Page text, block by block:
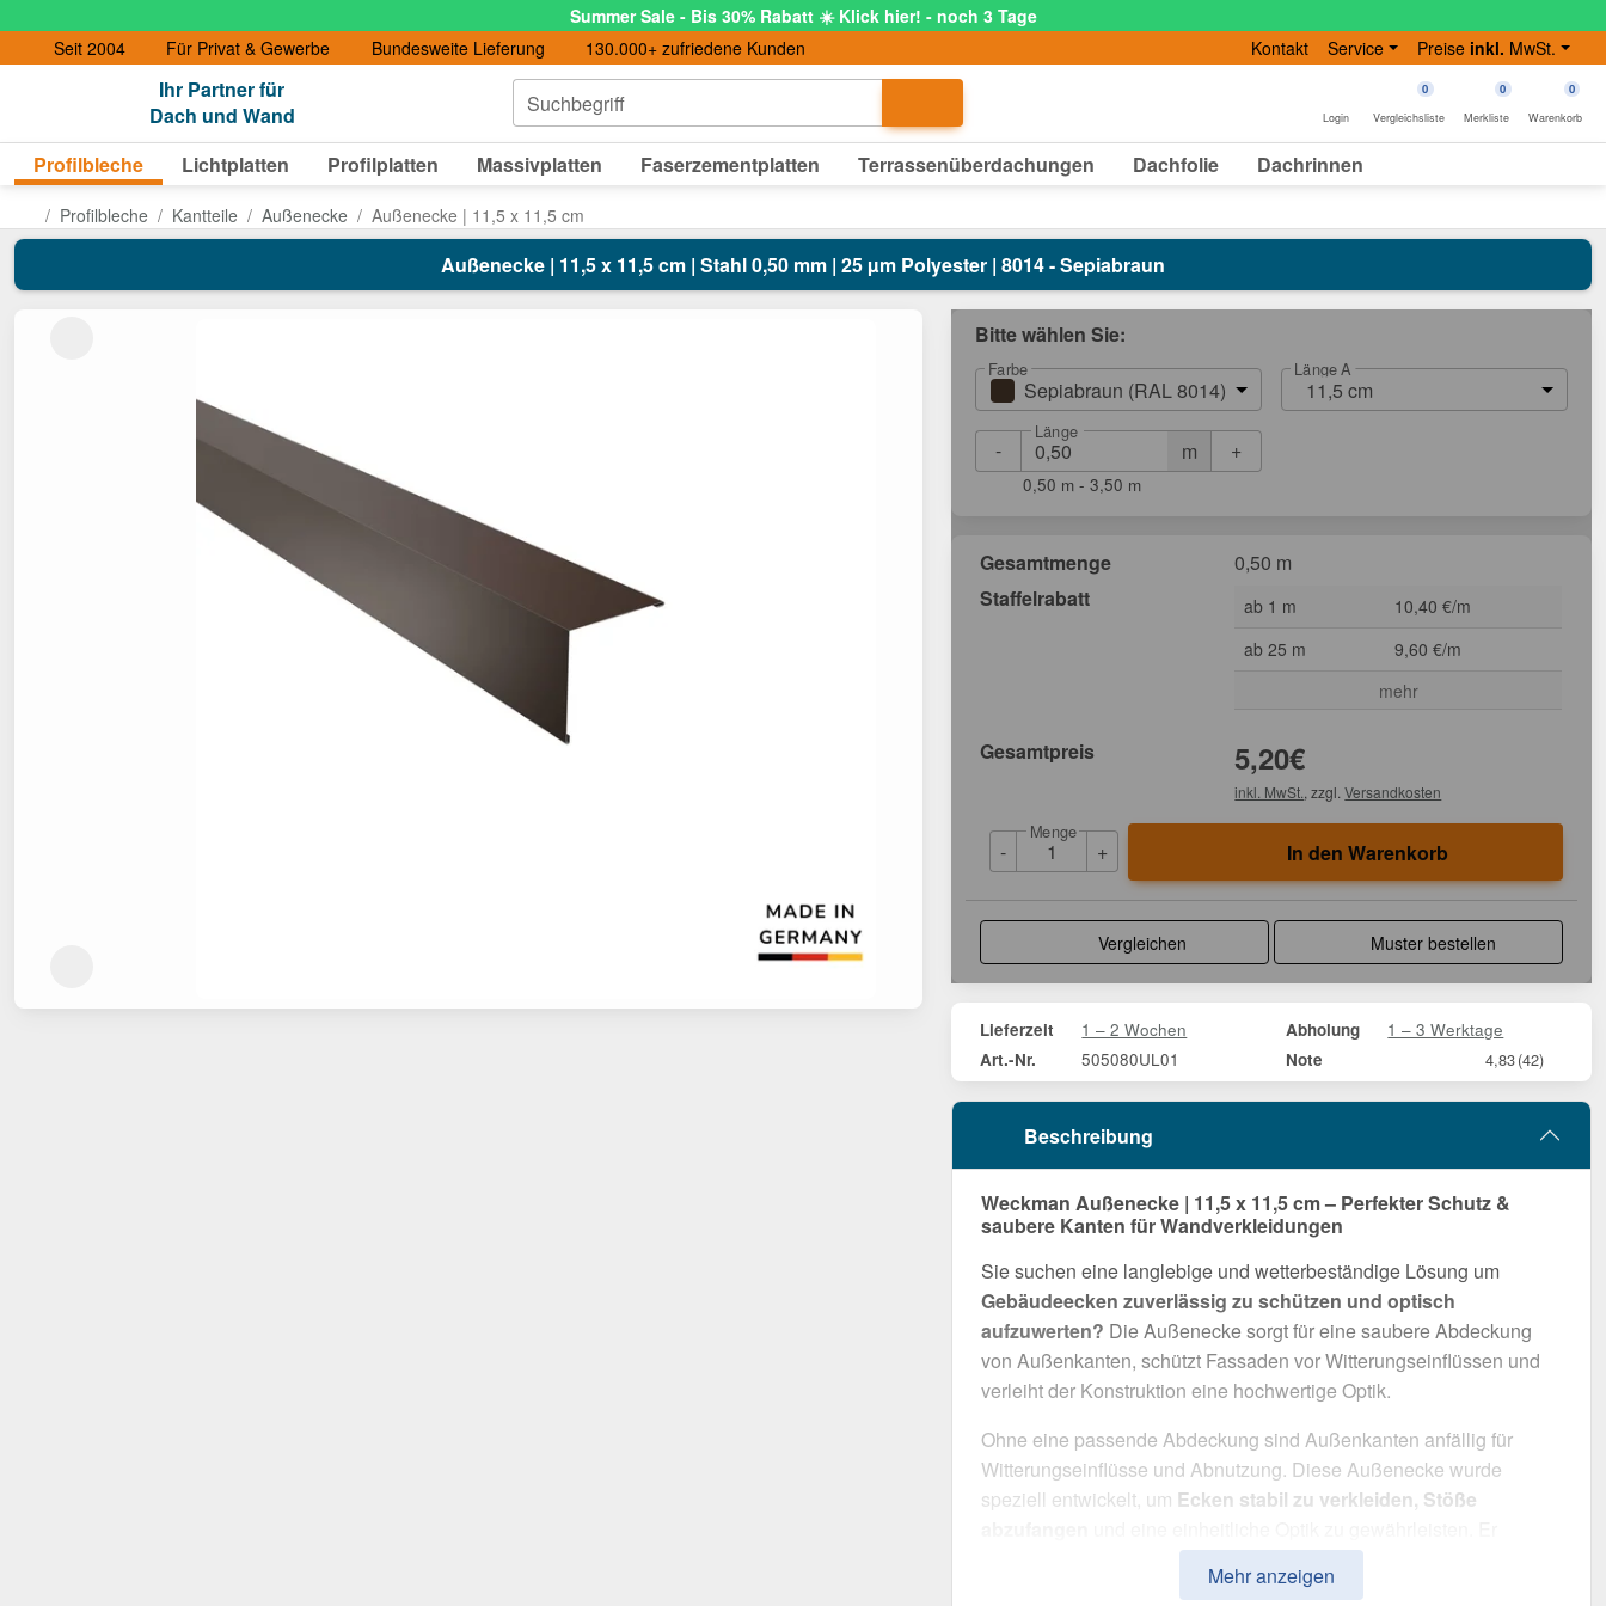
Summer Sale - Bis 30% Rabatt ☀️ Klick hier! - noch 3 Tage
Seit 2004
Für Privat & Gewerbe Bundesweite Lieferung 130.000+ zufriedene Kunden Kontakt Service Preise inkl. MwSt.
Ihr Partner für
Dach und Wand
Suchbegriff
Login
0
Vergleichsliste
0
Merkliste
0
Warenkorb
Profilbleche Lichtplatten Profilplatten Massivplatten Faserzementplatten Terrassenüberdachungen Dachfolie Dachrinnen
Profilbleche Kantteile Außenecke Außenecke | 11,5 x 11,5 cm
Außenecke | 11,5 x 11,5 cm | Stahl 0,50 mm | 25 µm Polyester | 8014 - Sepiabraun
Bitte wählen Sie:
Farbe
Sepiabraun (RAL 8014)
Länge A
11,5 cm
- m
Länge
+
0,50 m - 3,50 m
Gesamtmenge
0,50 m
Staffelrabatt
ab 1 m
10,40 €/m
ab 25 m
9,60 €/m
mehr
Gesamtpreis 5,20€
inkl. MwSt. , zzgl.Versandkosten
-
Menge
+ In den Warenkorb
Vergleichen Muster bestellen
Lieferzeit 1 – 2 Wochen Abholung 1 – 3 Werktage
Art.-Nr. 505080UL01 Note 4,83(42)
Beschreibung
Weckman Außenecke | 11,5 x 11,5 cm – Perfekter Schutz &
saubere Kanten für Wandverkleidungen
Sie suchen eine langlebige und wetterbeständige Lösung um
Gebäudeecken zuverlässig zu schützen und optisch
aufzuwerten? Die Außenecke sorgt für eine saubere Abdeckung
von Außenkanten, schützt Fassaden vor Witterungseinflüssen und
verleiht der Konstruktion eine hochwertige Optik.
Ohne eine passende Abdeckung sind Außenkanten anfällig für
Witterungseinflüsse und Abnutzung. Diese Außenecke wurde
speziell entwickelt, um Ecken stabil zu verkleiden, Stöße
überzeugt durch einfache Montage, hohe Widerstandsfähigkeit und
eine robuste Beschichtung.Mehr anzeigen